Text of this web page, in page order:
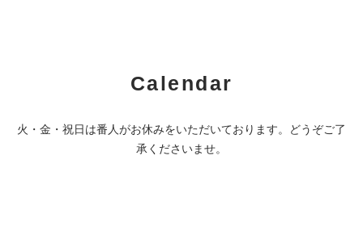
Calendar
火・金・祝日は番人がお休みをいただいております。どうぞご了
承くださいませ。